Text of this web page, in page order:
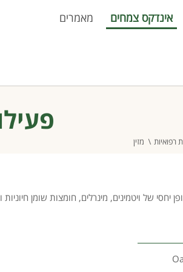
אינדקס צמחים מאמרים
רפואיות מזין
יחסי של ויטמינים, מינרלים, חומצות שומן